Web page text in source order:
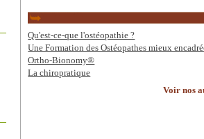
Qu'est-ce-que l'ostéopathie ?
Une Formation des Ostéopathes mieux
Ortho-Bionomy®
La chiropratique
Voir nos